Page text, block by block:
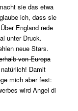
sie das etwa
ich, dass sie
England rede
unter Druck.
neue Stars.
von Europa
Damit
mich aber fest:
wird Angel di